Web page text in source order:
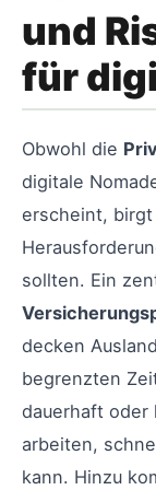
und
für
Obwohl die
digitale
erscheint,
sollten. Ein
decken
begrenzten
dauerhaft oder
arbeiten,
kann. Hinzu